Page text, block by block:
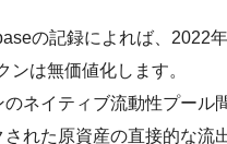
の記録によれば、2022
は無価値化します。
ネイティブ流動性プール
れた原資産の直接的な流